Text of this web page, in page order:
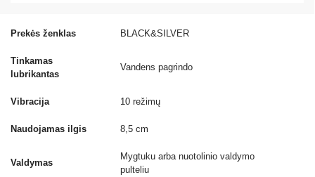
Prekės ženklas BLACK&SILVER
Tinkamas
lubrikantas
Vandens pagrindo
Vibracija 10 režimų
Naudojamas ilgis 8,5 cm
Valdymas
Mygtuku arba nuotolinio valdymo
pulteliu